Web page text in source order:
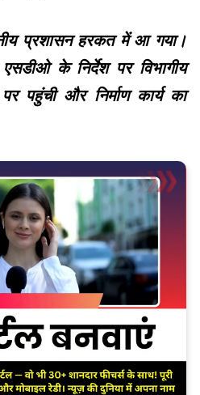
प्रशासन हरकत में आ गया।
के निर्देश पर विभागीय
पहुंची और निर्माण कार्य का